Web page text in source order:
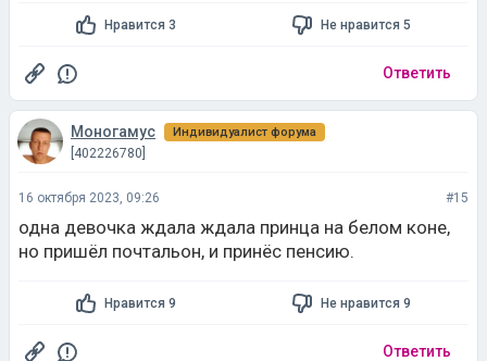
Нравится 3 Не нравится 5
Ответить
Моногамус Индивидуалист форума
[402226780]
16 октября 2023, 09:26 #15
одна девочка ждала ждала принца на белом коне,
но пришёл почтальон, и принёс пенсию.
Нравится 9 Не нравится 9
Ответить